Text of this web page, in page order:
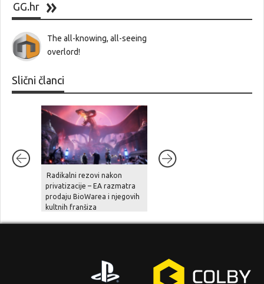
GG.hr
The all-knowing, all-seeing
overlord!
Slični članci
Radikalni rezovi nakon
privatizacije – EA razmatra
prodaju BioWarea i njegovih
kultnih franšiza